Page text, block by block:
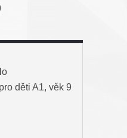
děti A1, věk 9